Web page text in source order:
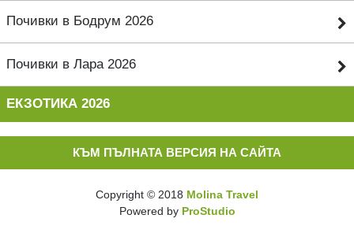
Почивки в Бодрум 2026
Почивки в Лара 2026
ЕКЗОТИКА 2026
КЪМ ПЪЛНАТА ВЕРСИЯ НА САЙТА
Copyright © 2018 Molina Travel
Powered by ProStudio